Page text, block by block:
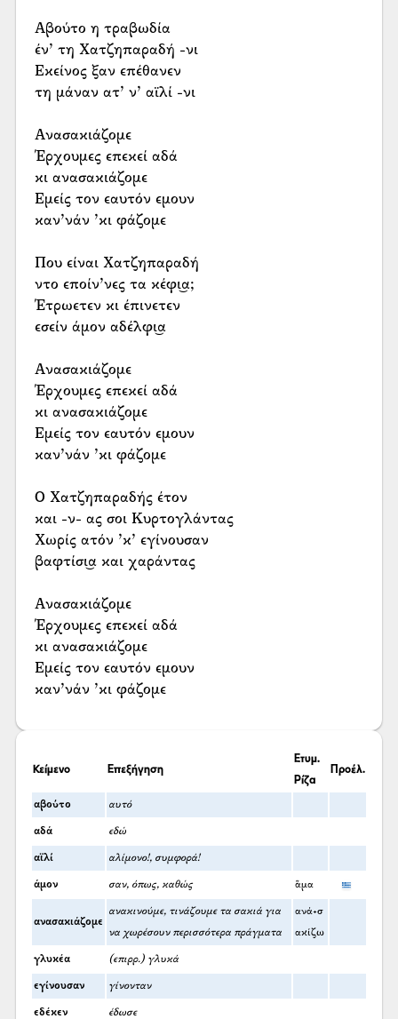
Αβούτο η τραβωδία
έν’ τη Χατζηπαραδή -νι
Εκείνος ξαν επέθανεν
τη μάναν ατ’ ν’ αϊλί -νι
Ανασακιάζομε
Έρχουμες επεκεί αδά
κι ανασακιάζομε
Εμείς τον εαυτόν εμουν
καν’νάν ’κι φάζομε
Που είναι Χατζηπαραδή
ντο εποίν’νες τα κέφι͜α;
Έτρωετεν κι έπινετεν
εσείν άμον αδέλφι͜α
Ανασακιάζομε
Έρχουμες επεκεί αδά
κι ανασακιάζομε
Εμείς τον εαυτόν εμουν
καν’νάν ’κι φάζομε
Ο Χατζηπαραδής έτον
και -ν- ας σοι Κυρτογλάντας
Χωρίς ατόν ’κ’ εγίνουσαν
βαφτίσι͜α και χαράντας
Ανασακιάζομε
Έρχουμες επεκεί αδά
κι ανασακιάζομε
Εμείς τον εαυτόν εμουν
καν’νάν ’κι φάζομε
Κείμενο Επεξήγηση
Ετυμ.
Ρίζα
Προέλ.
αβούτο αυτό
αδά εδώ
αϊλί αλίμονο!, συμφορά!
άμον σαν, όπως, καθώς ἅμα
ανασακιάζομε
ανακινούμε, τινάζουμε τα σακιά για
να χωρέσουν περισσότερα πράγματα
ανά+σ
ακίζω
γλυκέα (επιρρ.) γλυκά
εγίνουσαν γίνονταν
εδέκεν έδωσε